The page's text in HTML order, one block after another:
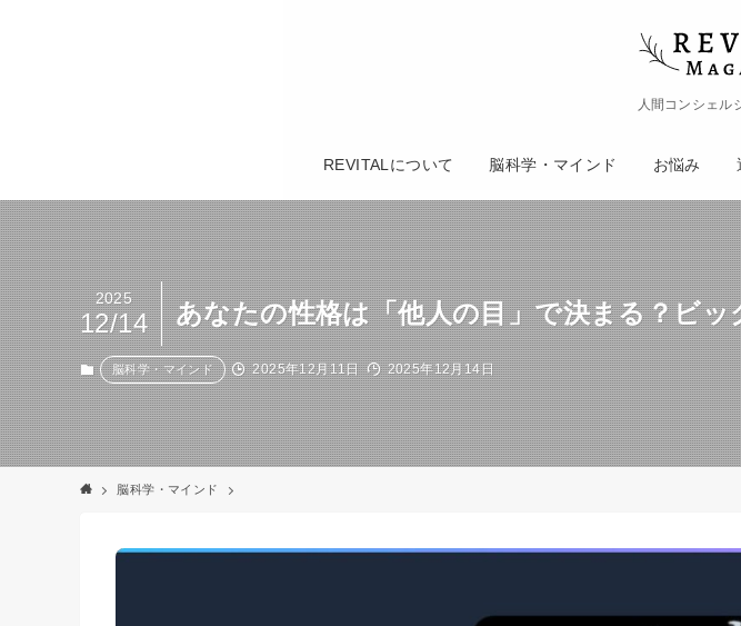
人間コンシェル
REVITALについて 脳科学・マインド お悩み
あなたの性格は「他人の目」で決まる？ビ
2025
12/14
脳科学・マインド 2025年12月11日 2025年12月14日
脳科学・マインド